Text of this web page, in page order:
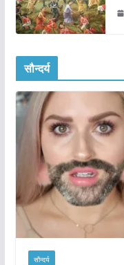
सौन्दर्य
सौन्दर्य